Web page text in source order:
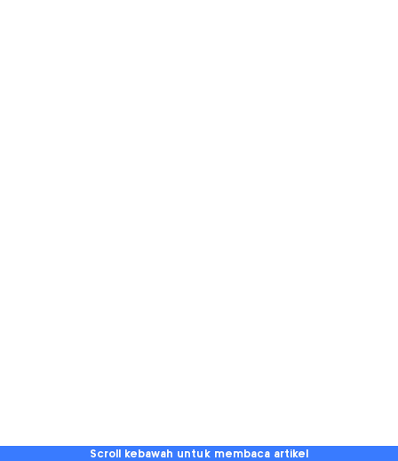
Scroll kebawah untuk membaca artikel